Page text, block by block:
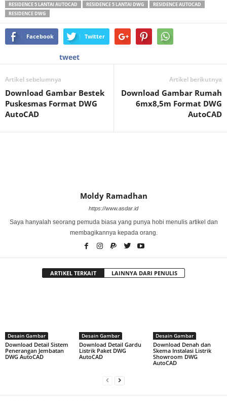
RESIDENCE 5 LANTAI AUTOCAD
RESIDENCE 5 LANTAI DWG
RESIDENCE AUTOCAD
RESIDENCE DWG
Facebook Twitter
tweet
Artikel sebelumnya
Download Gambar Bestek
Puskesmas Format DWG
AutoCAD
Artikel berikutnya
Download Gambar Rumah
6mx8,5m Format DWG
AutoCAD
Moldy Ramadhan
https://www.asdar.id
Saya hanyalah seorang pemuda biasa yang punya hobi menulis artikel dan
membagikannya kepada orang.
ARTIKEL TERKAIT LAINNYA DARI PENULIS
Desain Gambar
Download Detail Sistem
Penerangan Jembatan
DWG AutoCAD
Desain Gambar
Download Detail Gardu
Listrik Paket DWG
AutoCAD
Desain Gambar
Download Denah dan
Skema Instalasi Listrik
Showroom DWG
AutoCAD